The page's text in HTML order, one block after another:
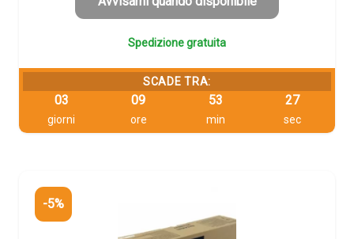
Spedizione gratuita
SCADE TRA:
03
giorni
09
ore
53
min
26
sec
-5%